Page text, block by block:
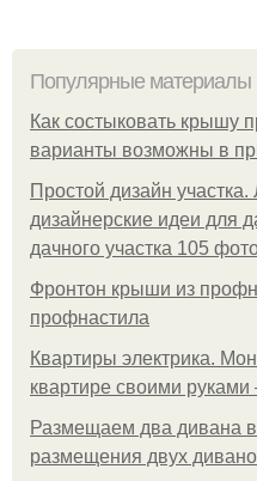
Популярные материалы
Как состыковать крышу
варианты возможны в
Простой дизайн
дизайнерские идеи для
дачного участка 105
Фронтон крыши из
профнастила
Квартиры электрика.
квартире своими
Размещаем два дивана
размещения двух